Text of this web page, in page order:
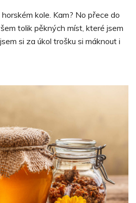
kole. Kam? No přece do
tolik pěkných míst, které jsem
si za úkol trošku si máknout i